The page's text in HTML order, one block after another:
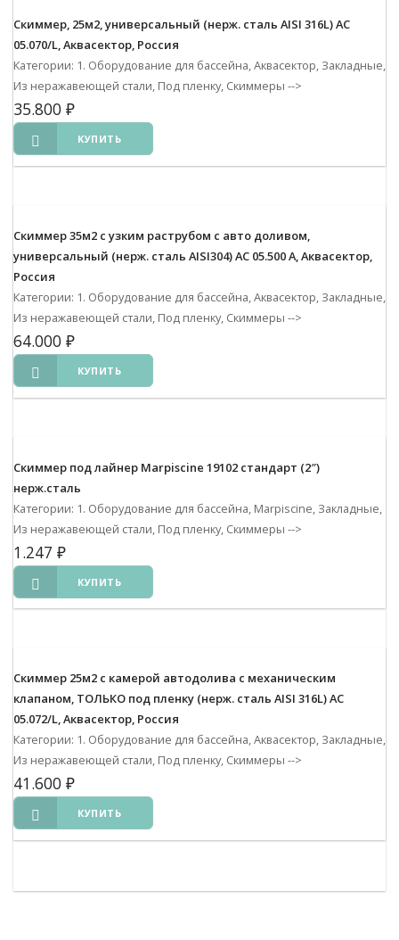
Скиммер, 25м2, универсальный (нерж. сталь AISI 316L) АС
05.070/L, Аквасектор, Россия
Категории: 1. Оборудование для бассейна, Аквасектор, Закладные,
Из неражавеющей стали, Под пленку, Скиммеры -->
35.800 ₽
КУПИТЬ
Скиммер 35м2 с узким раструбом с авто доливом,
универсальный (нерж. сталь AISI304) АС 05.500 А, Аквасектор,
Россия
Категории: 1. Оборудование для бассейна, Аквасектор, Закладные,
Из неражавеющей стали, Под пленку, Скиммеры -->
64.000 ₽
КУПИТЬ
Скиммер под лайнер Marpiscine 19102 стандарт (2″)
нерж.сталь
Категории: 1. Оборудование для бассейна, Marpiscine, Закладные,
Из неражавеющей стали, Под пленку, Скиммеры -->
1.247 ₽
КУПИТЬ
Скиммер 25м2 с камерой автодолива с механическим
клапаном, ТОЛЬКО под пленку (нерж. сталь AISI 316L) АС
05.072/L, Аквасектор, Россия
Категории: 1. Оборудование для бассейна, Аквасектор, Закладные,
Из неражавеющей стали, Под пленку, Скиммеры -->
41.600 ₽
КУПИТЬ